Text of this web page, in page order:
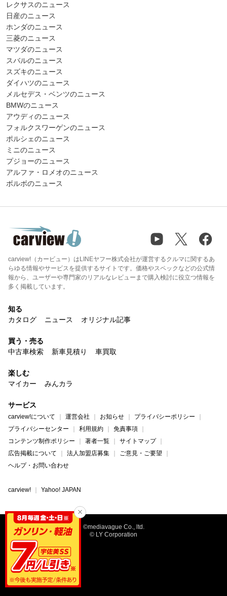
レクサスのニュース
日産のニュース
ホンダのニュース
三菱のニュース
マツダのニュース
スバルのニュース
スズキのニュース
ダイハツのニュース
メルセデス・ベンツのニュース
BMWのニュース
アウディのニュース
フォルクスワーゲンのニュース
ポルシェのニュース
ミニのニュース
プジョーのニュース
アルファ・ロメオのニュース
ボルボのニュース
carview!（カービュー）はLINEヤフー株式会社が運営するクルマに関するあ
らゆる情報やサービスを提供するサイトです。価格やスペックなどの公式情
報から、ユーザーや専門家のリアルなレビューまで購入検討に役立つ情報を
多く掲載しています。
知る
カタログ
ニュース オリジナル記事
買う・売る
中古車検索
新車見積り 車買取
楽しむ
マイカー
みんカラ
サービス
carview!について 運営会社 お知らせ
プライバシーポリシー
プライバシーセンター
利用規約
免責事項
コンテンツ制作ポリシー
著者一覧
サイトマップ
広告掲載について
法人加盟店募集
ご意見・ご要望
ヘルプ・お問い合わせ
carview! Yahoo! JAPAN
©mediavague Co., ltd.
© LY Corporation